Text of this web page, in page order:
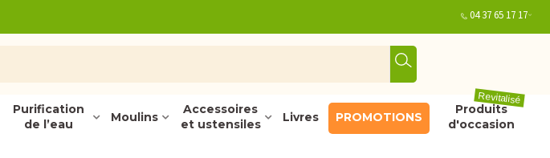
04 37 65 17 17
Purification
de l’eau
Moulins
Accessoires
et ustensiles
Livres PROMOTIONS
Produits
d'occasion
Revitalisé